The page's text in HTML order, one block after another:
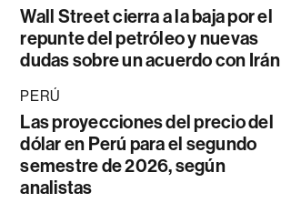
Wall Street cierra a la baja por el
repunte del petróleo y nuevas
dudas sobre un acuerdo con Irán
PERÚ
Las proyecciones del precio del
dólar en Perú para el segundo
semestre de 2026, según
analistas